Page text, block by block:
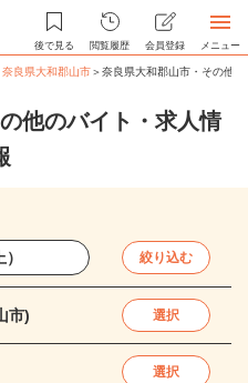
後で見る 閲覧履歴 会員登録 メニュー
奈良県大和郡山市＞奈良県大和郡山市・その他
他のバイト・求人情
絞り込む
市) 選択
選択